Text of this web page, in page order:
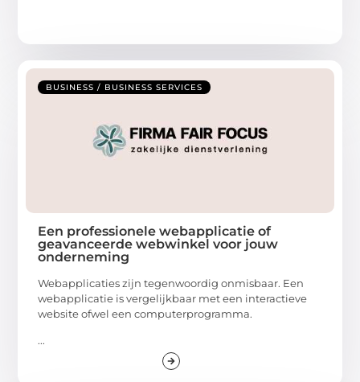
BUSINESS / BUSINESS SERVICES
Een professionele webapplicatie of
geavanceerde webwinkel voor jouw
onderneming
Webapplicaties zijn tegenwoordig onmisbaar. Een
webapplicatie is vergelijkbaar met een interactieve
website ofwel een computerprogramma.
...